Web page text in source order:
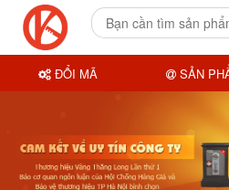
ĐỔI MÃ SẢN